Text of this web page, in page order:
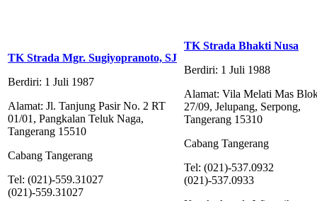
TK Strada Mgr. Sugiyopranoto, SJ
Berdiri: 1 Juli 1987
Alamat: Jl. Tanjung Pasir No. 2 RT
01/01, Pangkalan Teluk Naga,
Tangerang 15510
Cabang Tangerang
Tel: (021)-559.31027
(021)-559.31027
TK Strada Bhakti Nusa
Berdiri: 1 Juli 1988
Alamat: Vila Melati Mas
27/09, Jelupang, Serpong,
Tangerang 15310
Cabang Tangerang
Tel: (021)-537.0932
(021)-537.0933